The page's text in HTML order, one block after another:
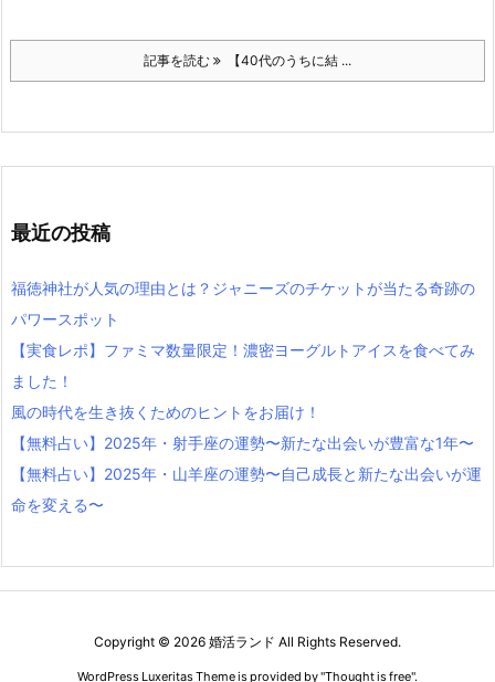
記事を読む 【40代のうちに結 ...
最近の投稿
福徳神社が人気の理由とは？ジャニーズのチケットが当たる奇跡の
パワースポット
【実食レポ】ファミマ数量限定！濃密ヨーグルトアイスを食べてみ
ました！
風の時代を生き抜くためのヒントをお届け！
【無料占い】2025年・射手座の運勢〜新たな出会いが豊富な1年〜
【無料占い】2025年・山羊座の運勢〜自己成長と新たな出会いが運
命を変える〜
Copyright © 2026 婚活ランド All Rights Reserved.
WordPress Luxeritas Theme is provided by "Thought is free".